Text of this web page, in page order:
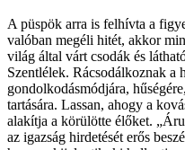
A püspök arra is felhívta a
valóban megéli hitét, akkor
világ által várt csodák és
Szentlélek. Rácsodálkoznak a
gondolkodásmódjára,
tartására. Lassan, ahogy a
alakítja a körülötte élőket.
az igazság hirdetését erős